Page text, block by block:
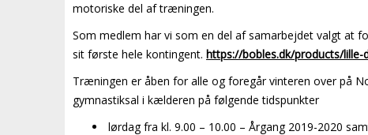
motoriske del af træningen.
Som medlem har vi som en del af samarbejdet valgt at
sit første hele kontingent. https://bobles.dk/products/lille-
Træningen er åben for alle og foregår vinteren over på
gymnastiksal i kælderen på følgende tidspunkter
lørdag fra kl. 9.00 – 10.00 – Årgang 2019-2020